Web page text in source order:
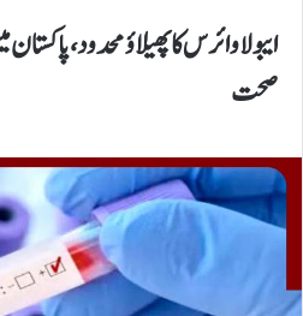
ایبولا وائرس کا پھیلاؤ محدود،
صحت